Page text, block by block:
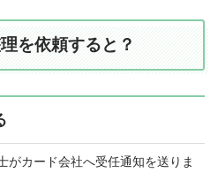
を依頼すると？
がカード会社へ受任通知を送りま